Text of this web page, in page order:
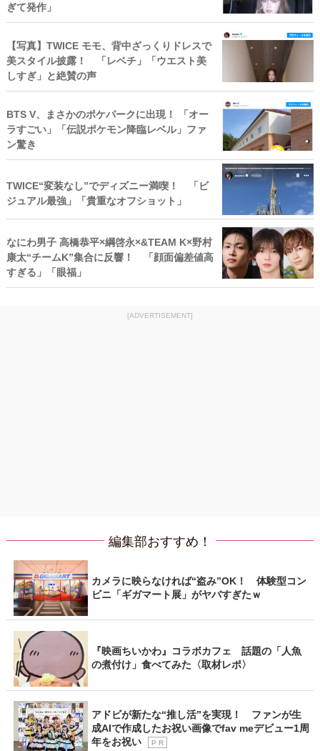
ぎて発作」
【写真】TWICE モモ、背中ざっくりドレスで
美スタイル披露！ 「レベチ」「ウエスト美
しすぎ」と絶賛の声
BTS V、まさかのポケパークに出現！ 「オー
ラすごい」「伝説ポケモン降臨レベル」ファ
ン驚き
TWICE“変装なし”でディズニー満喫！ 「ビ
ジュアル最強」「貴重なオフショット」
なにわ男子 高橋恭平×綱啓永×&TEAM K×野村
康太“チームK”集合に反響！ 「顔面偏差値高
すぎる」「眼福」
[ADVERTISEMENT]
編集部おすすめ！
カメラに映らなければ“盗み”OK！ 体験型コン
ビニ「ギガマート展」がヤバすぎたｗ
『映画ちいかわ』コラボカフェ 話題の「人魚
の煮付け」食べてみた〈取材レポ〉
アドビが新たな“推し活”を実現！ ファンが生
成AIで作成したお祝い画像でfav meデビュー1周
年をお祝い
P R